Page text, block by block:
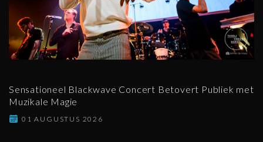
Sensationeel Blackwave Concert Betovert Publiek met
Muzikale Magie
01 AUGUSTUS 2026